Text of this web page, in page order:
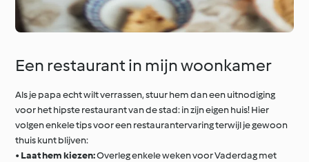
Een restaurant in mijn woonkamer
Als je papa echt wilt verrassen, stuur hem dan een uitnodiging
voor het hipste restaurant van de stad: in zijn eigen huis! Hier
volgen enkele tips voor een restaurantervaring terwijl je gewoon
thuis kunt blijven:
• Laat hem kiezen:Overleg enkele weken voor Vaderdag met